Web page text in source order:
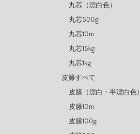
丸芯（漂白色）
丸芯500g
丸芯10m
丸芯15kg
丸芯1kg
皮籐すべて
皮籐（漂白・半漂白色）
皮籐10m
皮籐100g